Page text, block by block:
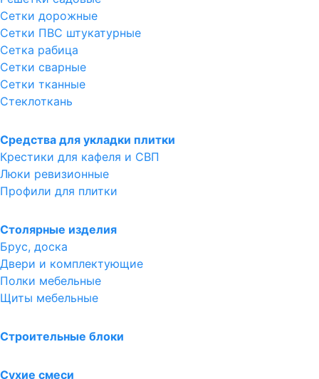
Сетки дорожные
Сетки ПВС штукатурные
Сетка рабица
Сетки сварные
Сетки тканные
Стеклоткань
Средства для укладки плитки
Крестики для кафеля и СВП
Люки ревизионные
Профили для плитки
Столярные изделия
Брус, доска
Двери и комплектующие
Полки мебельные
Щиты мебельные
Строительные блоки
Сухие смеси